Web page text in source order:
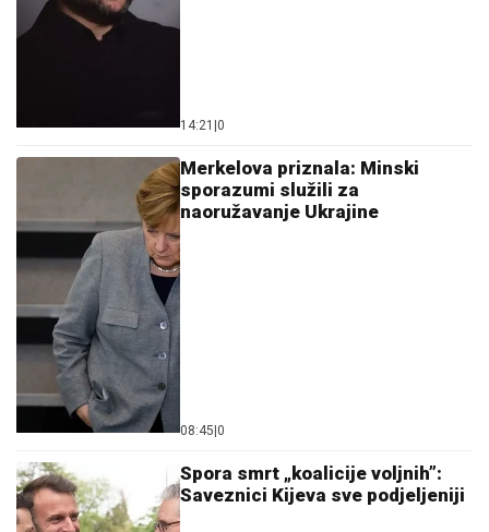
14:21 0
Merkelova priznala: Minski
sporazumi služili za
naoružavanje Ukrajine
08:45 0
Spora smrt „koalicije voljnih”:
Saveznici Kijeva sve podjeljeniji